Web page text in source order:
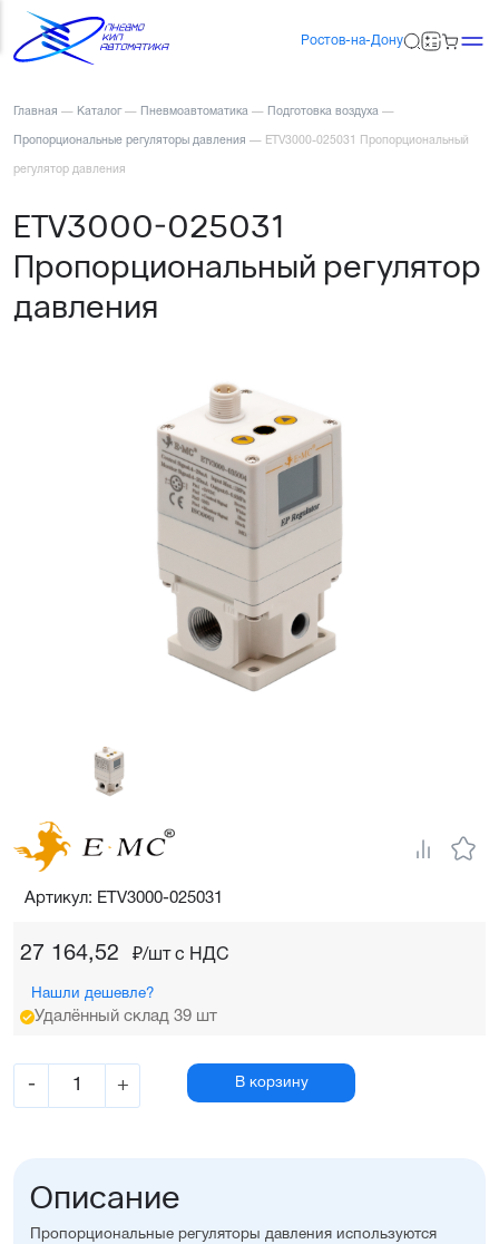
Ростов-на-Дону
Главная — Каталог — Пневмоавтоматика — Подготовка воздуха —
Пропорциональные регуляторы давления — ETV3000-025031 Пропорциональный
регулятор давления
ETV3000-025031
Пропорциональный регулятор
давления
27 164,52 ₽/шт c НДС
Нашли дешевле?
Удалённый склад 39 шт
- + В корзину
Артикул: ETV3000-025031
Описание
Пропорциональные регуляторы давления используются